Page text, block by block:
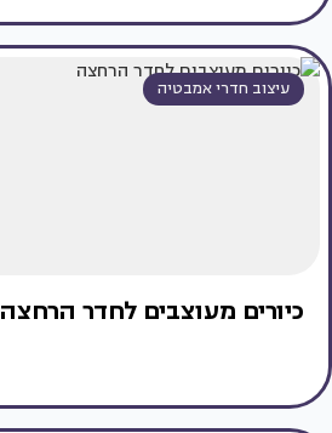
עיצוב חדרי אמבטיה
כיורים מעוצבים לחדר הרחצה